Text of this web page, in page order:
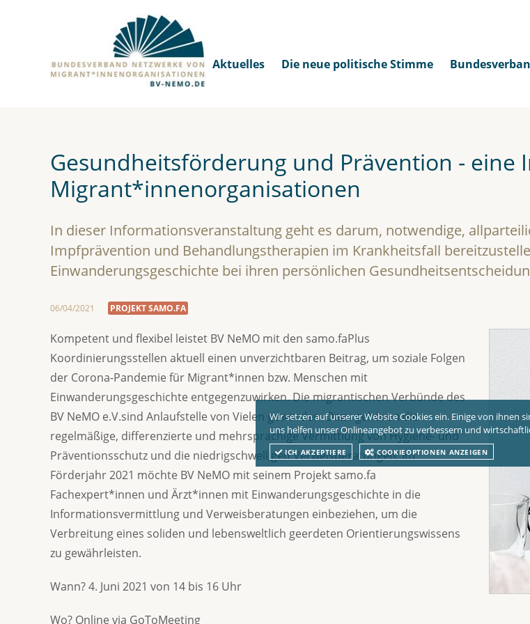
Wir setzen auf unserer Website Cookies ein. Einige von ihnen
uns helfen unser Onlineangebot zu verbessern und
ICH AKZEPTIERE COOKIEOPTIONEN ANZEIGEN
Aktuelles Die neue politische Stimme
Gesundheitsförderung und Prävention -
Migrant*innenorganisationen
In dieser Informationsveranstaltung geht es darum, notwendige,
Impfprävention und Behandlungstherapien im Krankheitsfall
Einwanderungsgeschichte bei ihren persönlichen
06/04/2021 PROJEKT SAMO.FA
Kompetent und flexibel leistet BV NeMO mit den samo.faPlus
Koordinierungsstellen aktuell einen unverzichtbaren Beitrag, um soziale Folgen
der Corona-Pandemie für Migrant*innen bzw. Menschen mit
Einwanderungsgeschichte entgegenzuwirken. Die migrantischen Verbünde des
BV NeMO e.V.sind Anlaufstelle von Vielen geworden. Dazu gehören die
regelmäßige, differenzierte und mehrsprachige Vermittlung von Hygiene- und
Präventionsschutz und die niedrigschwelligen Verweisberatungen. Im
Förderjahr 2021 möchte BV NeMO mit seinem Projekt samo.fa
Fachexpert*innen und Ärzt*innen mit Einwanderungsgeschichte in die
Informationsvermittlung und Verweisberatungen einbeziehen, um die
Verbreitung eines soliden und lebensweltlich geerdeten Orientierungswissens
zu gewährleisten.
Wann? 4. Juni 2021 von 14 bis 16 Uhr
Wo? Online via GoToMeeting